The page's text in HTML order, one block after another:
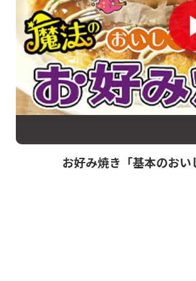
お好み焼き「基本のおい